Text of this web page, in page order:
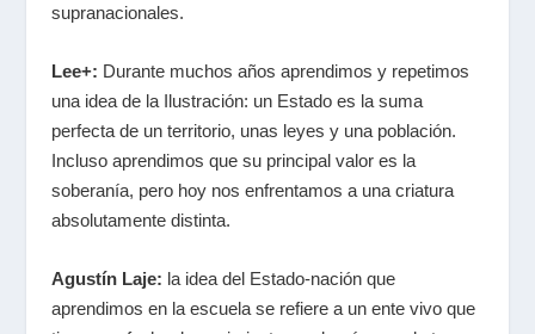
supranacionales.
Lee+: Durante muchos años aprendimos y repetimos
una idea de la Ilustración: un Estado es la suma
perfecta de un territorio, unas leyes y una población.
Incluso aprendimos que su principal valor es la
soberanía, pero hoy nos enfrentamos a una criatura
absolutamente distinta.
Agustín Laje: la idea del Estado-nación que
aprendimos en la escuela se refiere a un ente vivo que